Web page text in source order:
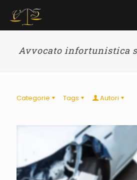
Avvocato infortunistica
Categorie Tags Autori